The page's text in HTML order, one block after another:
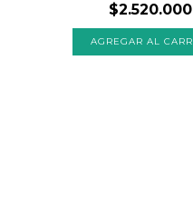
$2.520.000